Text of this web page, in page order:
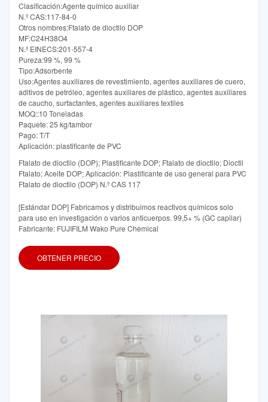
Clasificación:Agente químico auxiliar
N.º CAS:117-84-0
Otros nombres:Ftalato de dioctilo DOP
MF:C24H38O4
N.º EINECS:201-557-4
Pureza:99 %, 99 %
Tipo:Adsorbente
Uso:Agentes auxiliares de revestimiento, agentes auxiliares de cuero,
aditivos de petróleo, agentes auxiliares de plástico, agentes auxiliares
de caucho, surfactantes, agentes auxiliares textiles
MOQ::10 Toneladas
Paquete: 25 kg/tambor
Pago: T/T
Aplicación: plastificante de PVC
Ftalato de dioctilo (DOP); Plastificante DOP; Ftalato de dioctilo; Dioctil
Ftalato; Aceite DOP; Aplicación: Plastificante de uso general para PVC
Ftalato de dioctilo (DOP) N.º CAS 117
[Estándar DOP] Fabricamos y distribuimos reactivos químicos solo
para uso en investigación o varios anticuerpos. 99,5+ % (GC capilar)
Fabricante: FUJIFILM Wako Pure Chemical
OBTENER PRECIO